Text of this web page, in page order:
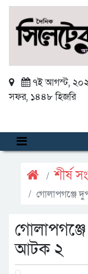
৭ই আগস্ট,
সফর, ১৪৪৮ হিজরি
শীর্ষ
গোলাপগঞ্জে
আটক ২